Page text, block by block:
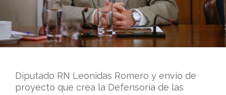
Diputado RN Leonidas Romero y envío de
proyecto que crea la Defensoría de las